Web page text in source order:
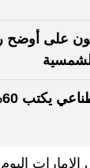
على أوضح
اليوم